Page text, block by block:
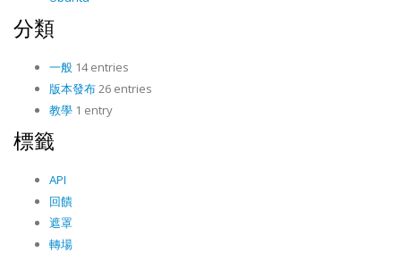
分類
一般 14 entries
版本發布26 entries
教學 1 entry
標籤
API
回饋
遮罩
轉場